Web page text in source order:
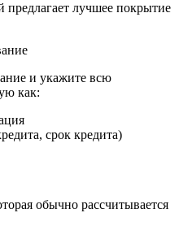
лучшее покрытие
и укажите всю
​​как:
срок кредита)
обычно рассчитывается